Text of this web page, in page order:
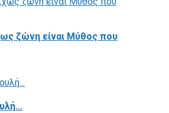
ζώνη είναι Μύθος που